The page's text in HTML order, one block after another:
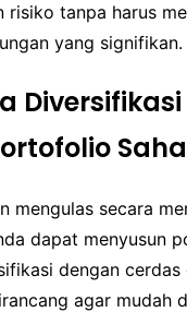
risiko tanpa harus
yang signifikan.
mengulas secara
dapat menyusun
dengan cerdas
agar mudah